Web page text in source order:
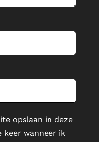
opslaan in deze
keer wanneer ik